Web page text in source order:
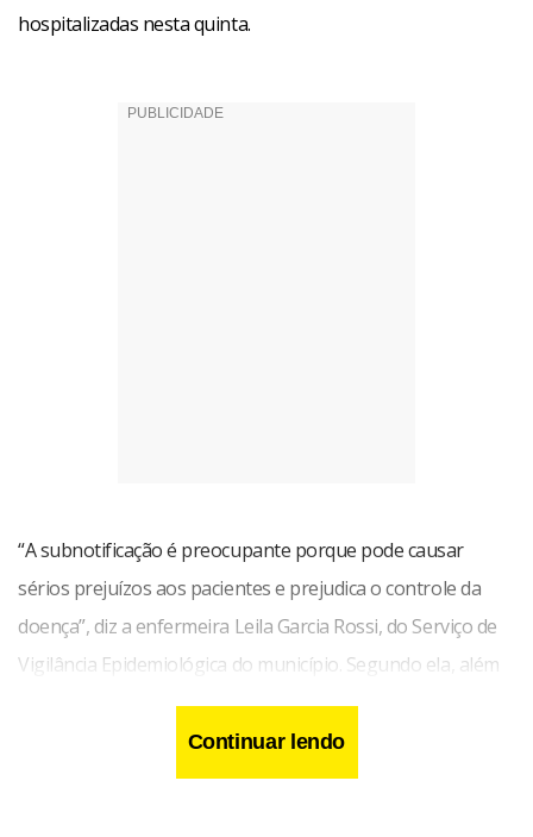
hospitalizadas nesta quinta.
“A subnotificação é preocupante porque pode causar
sérios prejuízos aos pacientes e prejudica o controle da
doença”, diz a enfermeira Leila Garcia Rossi, do Serviço de
Vigilância Epidemiológica do município. Segundo ela, além
das pessoas que não procuraram atendimento, a
subnotificação é feita também pelos próprios consultórios
e clínicas médicas. “Embora seja uma doença de notificação
Continuar lendo